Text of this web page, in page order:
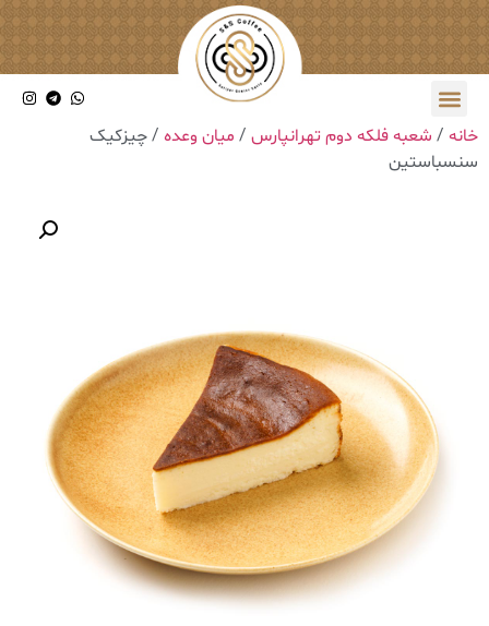
خانه / شعبه فلکه دوم تهرانپارس / میان وعده / چیزکیک
سنسباستین